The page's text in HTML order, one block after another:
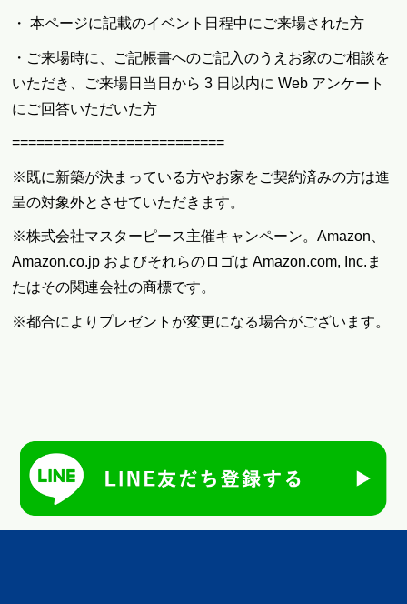
・ 本ページに記載のイベント日程中にご来場された方
・ご来場時に、ご記帳書へのご記入のうえお家のご相談を
いただき、ご来場日当日から 3 日以内に Web アンケート
にご回答いただいた方
==========================
※既に新築が決まっている方やお家をご契約済みの方は進
呈の対象外とさせていただきます。
※株式会社マスターピース主催キャンペーン。Amazon、
Amazon.co.jp およびそれらのロゴは Amazon.com, Inc.ま
たはその関連会社の商標です。
※都合によりプレゼントが変更になる場合がございます。